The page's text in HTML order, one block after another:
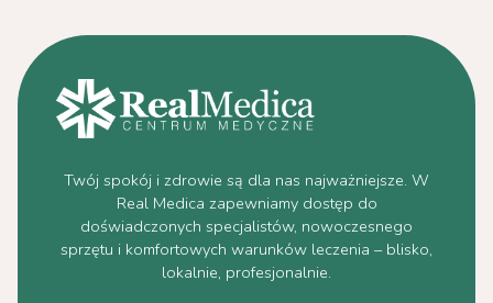
Twój spokój i zdrowie są dla nas najważniejsze. W
Real Medica zapewniamy dostęp do
doświadczonych specjalistów, nowoczesnego
sprzętu i komfortowych warunków leczenia – blisko,
lokalnie, profesjonalnie.